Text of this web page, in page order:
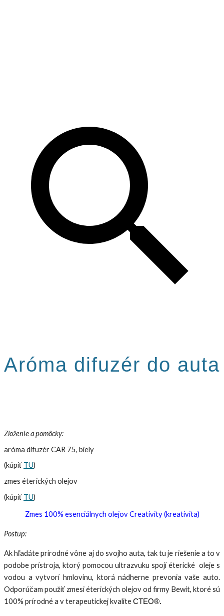
Aróma difuzér do auta
Zloženie a pomôcky:
aróma difuzér CAR 75, biely
(kúpiť TU)
zmes éterických olejov
(kúpiť TU)
Zmes 100% esenciálnych olejov Creativity (kreativita)
Postup:
Ak hľadáte prírodné vône aj do svojho auta, tak tu je riešenie a to v
podobe prístroja, ktorý pomocou ultrazvuku spojí éterické oleje s
vodou a vytvorí hmlovinu, ktorá nádherne prevonia vaše auto.
Odporúčam použiť zmesi éterických olejov od firmy Bewit, ktoré sú
100% prírodné a v terapeutickej kvaliteCTEO®.